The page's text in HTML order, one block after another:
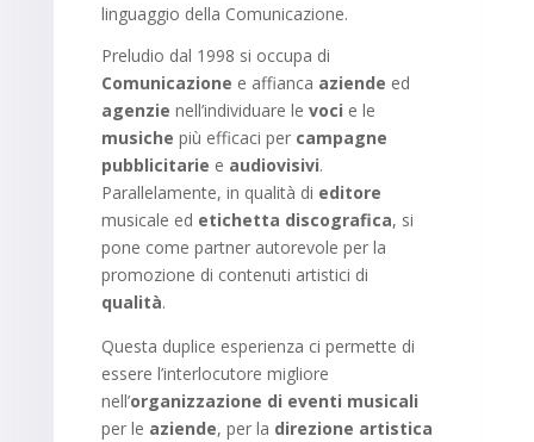
linguaggio della Comunicazione.
Preludio dal 1998 si occupa di
Comunicazione e affianca aziende ed
agenzie nell’individuare le voci e le
musiche più efficaci per campagne
pubblicitarie e audiovisivi.
Parallelamente, in qualità di editore
musicale ed etichetta discografica, si
pone come partner autorevole per la
promozione di contenuti artistici di
qualità.
Questa duplice esperienza ci permette di
essere l’interlocutore migliore
nell’organizzazione di eventi musicali
per le aziende, per la direzione artistica